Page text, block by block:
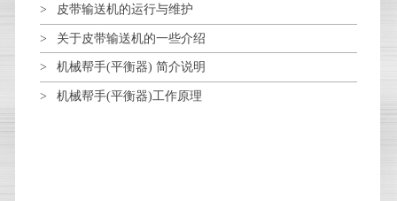
皮带输送机的运行与维护
关于皮带输送机的一些介绍
机械帮手(平衡器) 简介说明
机械帮手(平衡器)工作原理